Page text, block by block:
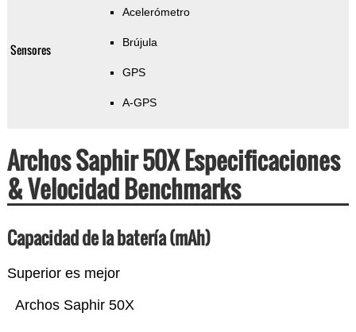
Sensores
Acelerómetro
Brújula
GPS
A-GPS
Archos Saphir 50X Especificaciones
& Velocidad Benchmarks
Capacidad de la batería (mAh)
Superior es mejor
Archos Saphir 50X